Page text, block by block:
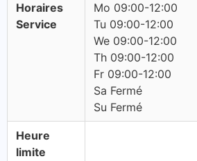
Horaires
Service
Mo 09:00-12:00
Tu 09:00-12:00
We 09:00-12:00
Th 09:00-12:00
Fr 09:00-12:00
Sa Fermé
Su Fermé
Heure
limite